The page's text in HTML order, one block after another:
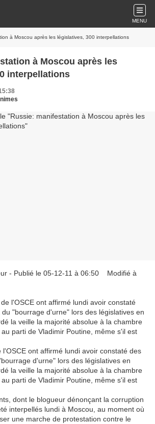
MENU
à Moscou après les législatives, 300 interpellations
à Moscou après les
interpellations
- Publié le 05-12-11 à 06:50 Modifié à
l'OSCE ont affirmé lundi avoir constaté des
d'urne" lors des législatives en
la veille la majorité absolue à la chambre
parti de Vladimir Poutine, même s'il est
dont le blogueur dénonçant la corruption
interpellés lundi à Moscou, au moment où
une marche de protestation contre le